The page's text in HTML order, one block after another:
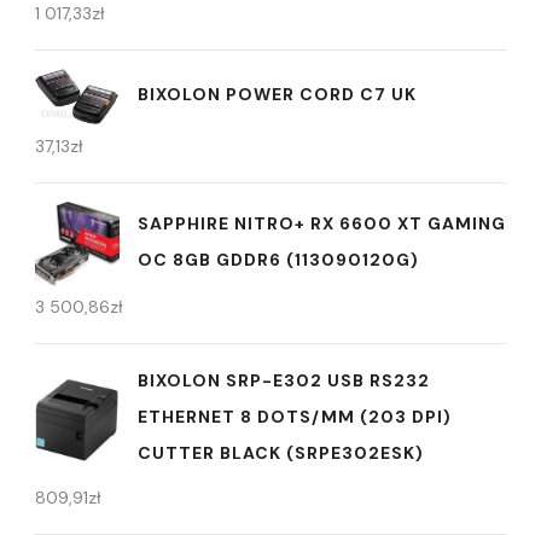
1 017,33zł
BIXOLON POWER CORD C7 UK
37,13zł
SAPPHIRE NITRO+ RX 6600 XT GAMING
OC 8GB GDDR6 (113090120G)
3 500,86zł
BIXOLON SRP-E302 USB RS232
ETHERNET 8 DOTS/MM (203 DPI)
CUTTER BLACK (SRPE302ESK)
809,91zł